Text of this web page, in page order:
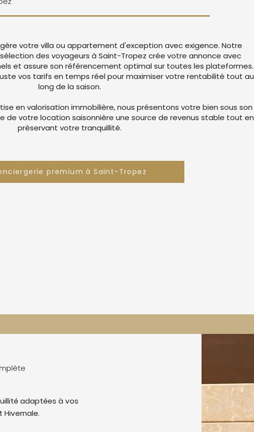
votre villa ou appartement d'exception avec exigence. Notre
des voyageurs à Saint-Tropez crée votre annonce avec
et assure son référencement optimal sur toutes les plateformes.
vos tarifs en temps réel pour maximiser votre rentabilité tout au
long de la saison.
en valorisation immobilière, nous présentons votre bien sous son
de votre location saisonnière une source de revenus stable tout en
préservant votre tranquillité.
premium à Saint-Tropez
adaptées à vos
Hivernale.